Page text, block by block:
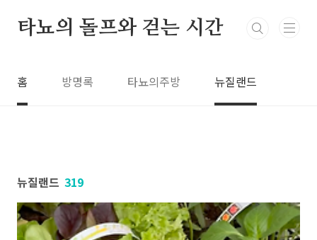
타뇨의 돌프와 걷는 시간
홈 방명록 타뇨의주방 뉴질랜드
뉴질랜드 319